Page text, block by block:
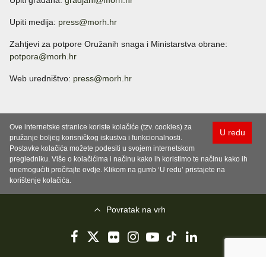
Upiti medija: press@morh.hr
Zahtjevi za potpore Oružanih snaga i Ministarstva obrane:
potpora@morh.hr
Web uredništvo: press@morh.hr
U redu
Ove internetske stranice koriste kolačiće (tzv. cookies) za
pružanje boljeg korisničkog iskustva i funkcionalnosti.
Postavke kolačića možete podesiti u svojem internetskom
pregledniku. Više o kolačićima i načinu kako ih koristimo te načinu kako ih
onemogućiti pročitajte ovdje. Klikom na gumb ‘U redu’ pristajete na
korištenje kolačića.
Povratak na vrh